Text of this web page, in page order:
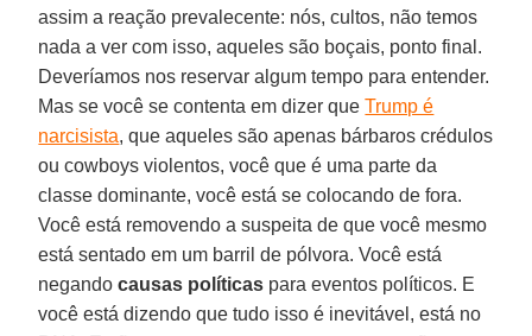
assim a reação prevalecente: nós, cultos, não temos
nada a ver com isso, aqueles são boçais, ponto final.
Deveríamos nos reservar algum tempo para entender.
Mas se você se contenta em dizer queTrump é
narcisista, que aqueles são apenas bárbaros crédulos
ou cowboys violentos, você que é uma parte da
classe dominante, você está se colocando de fora.
Você está removendo a suspeita de que você mesmo
está sentado em um barril de pólvora. Você está
negandocausas políticas para eventos políticos. E
você está dizendo que tudo isso é inevitável, está no